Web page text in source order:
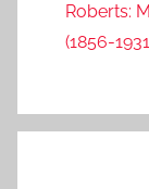
Roberts:
(1856-